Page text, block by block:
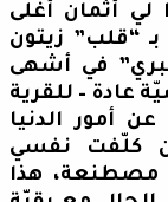
أثمان أغلى
بـ “قلب” زيتون
في أشهى
عادة – للقرية
أمور الدنيا
كلّفت نفسي
مصطنعة، هذا